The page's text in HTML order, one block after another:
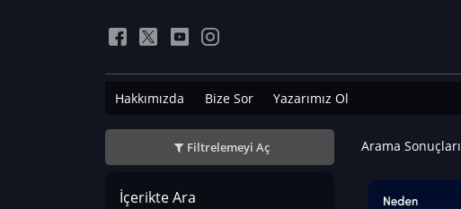
Hakkımızda Bize Sor Yazarımız Ol
Filtrelemeyi Aç
İçerikte Ara
Arama Sonuçları